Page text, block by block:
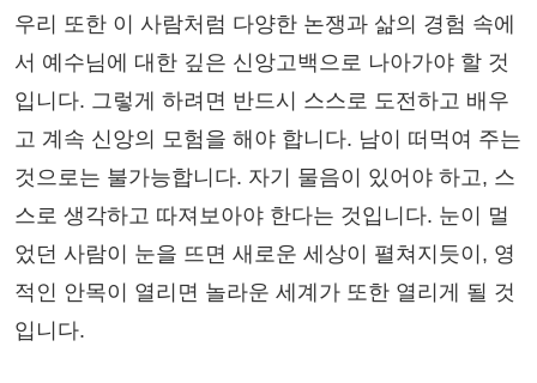
우리 또한 이 사람처럼 다양한 논쟁과 삶의 경험 속에
서 예수님에 대한 깊은 신앙고백으로 나아가야 할 것
입니다. 그렇게 하려면 반드시 스스로 도전하고 배우
고 계속 신앙의 모험을 해야 합니다. 남이 떠먹여 주는
것으로는 불가능합니다. 자기 물음이 있어야 하고, 스
스로 생각하고 따져보아야 한다는 것입니다. 눈이 멀
었던 사람이 눈을 뜨면 새로운 세상이 펼쳐지듯이, 영
적인 안목이 열리면 놀라운 세계가 또한 열리게 될 것
입니다.